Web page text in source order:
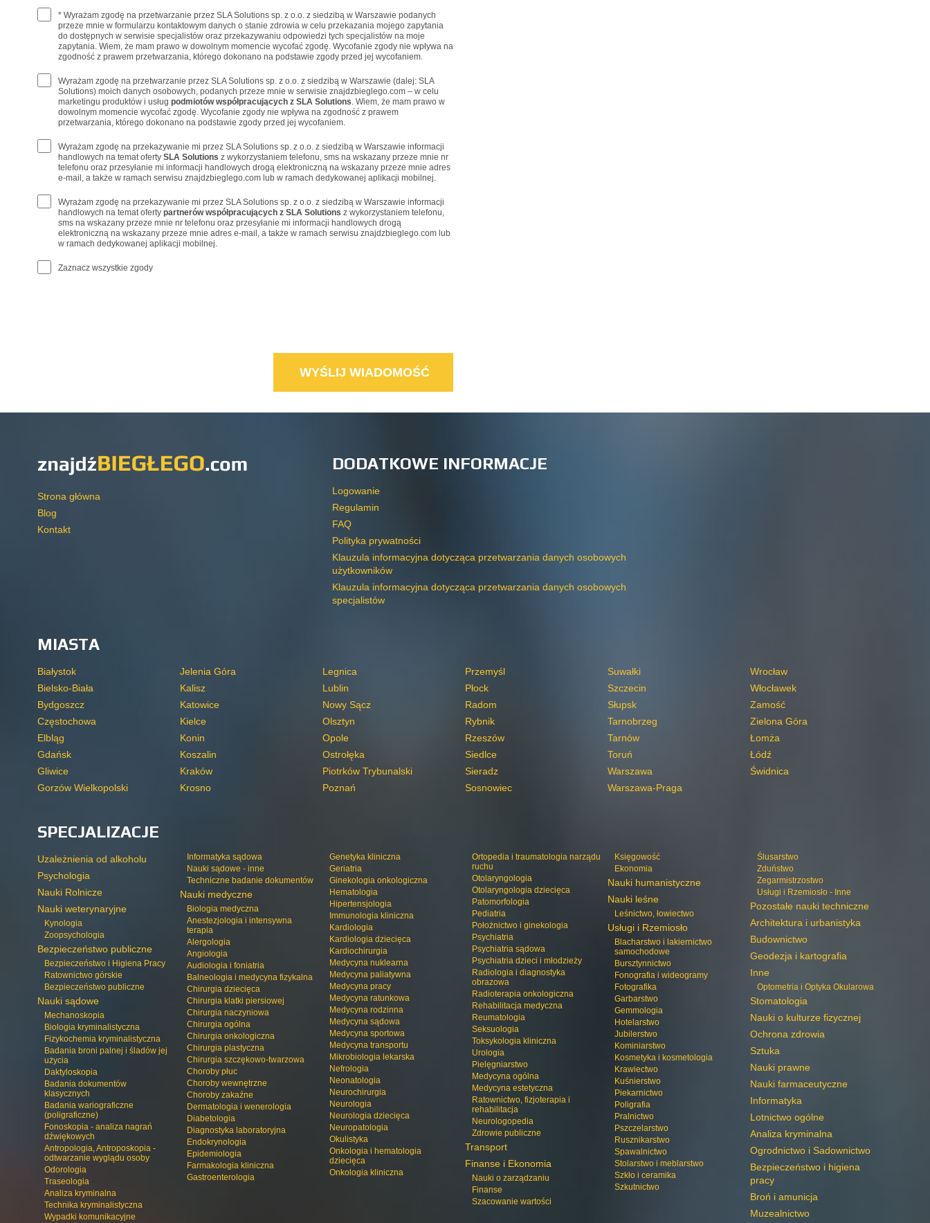
* Wyrażam zgodę na przetwarzanie przez SLA Solutions sp. z o.o. z siedzibą w Warszawie podanych
przeze mnie w formularzu kontaktowym danych o stanie zdrowia w celu przekazania mojego zapytania
do dostępnych w serwisie specjalistów oraz przekazywaniu odpowiedzi tych specjalistów na moje
zapytania. Wiem, że mam prawo w dowolnym momencie wycofać zgodę. Wycofanie zgody nie wpływa na
zgodność z prawem przetwarzania, którego dokonano na podstawie zgody przed jej wycofaniem.
Wyrażam zgodę na przetwarzanie przez SLA Solutions sp. z o.o. z siedzibą w Warszawie (dalej: SLA
Solutions) moich danych osobowych, podanych przeze mnie w serwisie znajdzbieglego.com – w celu
marketingu produktów i usług podmiotów współpracujących z SLA Solutions. Wiem, że mam prawo w
dowolnym momencie wycofać zgodę. Wycofanie zgody nie wpływa na zgodność z prawem
przetwarzania, którego dokonano na podstawie zgody przed jej wycofaniem.
Wyrażam zgodę na przekazywanie mi przez SLA Solutions sp. z o.o. z siedzibą w Warszawie informacji
handlowych na temat oferty SLA Solutions z wykorzystaniem telefonu, sms na wskazany przeze mnie nr
telefonu oraz przesyłanie mi informacji handlowych drogą elektroniczną na wskazany przeze mnie adres
e-mail, a także w ramach serwisu znajdzbieglego.com lub w ramach dedykowanej aplikacji mobilnej.
Wyrażam zgodę na przekazywanie mi przez SLA Solutions sp. z o.o. z siedzibą w Warszawie informacji
handlowych na temat oferty partnerów współpracujących z SLA Solutions z wykorzystaniem telefonu,
sms na wskazany przeze mnie nr telefonu oraz przesyłanie mi informacji handlowych drogą
elektroniczną na wskazany przeze mnie adres e-mail, a także w ramach serwisu znajdzbieglego.com lub
w ramach dedykowanej aplikacji mobilnej.
Zaznacz wszystkie zgody
Strona główna
Blog
Kontakt
DODATKOWE INFORMACJE
Logowanie
Regulamin
FAQ
Polityka prywatności
Klauzula informacyjna dotycząca przetwarzania danych osobowych
użytkowników
Klauzula informacyjna dotycząca przetwarzania danych osobowych
specjalistów
MIASTA
Białystok
Bielsko-Biała
Bydgoszcz
Częstochowa
Elbląg
Gdańsk
Gliwice
Gorzów Wielkopolski
Jelenia Góra
Kalisz
Katowice
Kielce
Konin
Koszalin
Kraków
Krosno
Legnica
Lublin
Nowy Sącz
Olsztyn
Opole
Ostrołęka
Piotrków Trybunalski
Poznań
Przemyśl
Płock
Radom
Rybnik
Rzeszów
Siedlce
Sieradz
Sosnowiec
Suwałki
Szczecin
Słupsk
Tarnobrzeg
Tarnów
Toruń
Warszawa
Warszawa-Praga
Wrocław
Włocławek
Zamość
Zielona Góra
Łomża
Łódź
Świdnica
SPECJALIZACJE
Uzależnienia od alkoholu
Psychologia
Nauki Rolnicze
Nauki weterynaryjne
Kynologia
Zoopsychologia
Bezpieczeństwo publiczne
Bezpieczeństwo i Higiena Pracy
Ratownictwo górskie
Bezpieczeństwo publiczne
Nauki sądowe
Mechanoskopia
Biologia kryminalistyczna
Fizykochemia kryminalistyczna
Badania broni palnej i śladów jej
użycia
Daktyloskopia
Badania dokumentów
klasycznych
Badania wariograficzne
(poligraficzne)
Fonoskopia - analiza nagrań
dźwiękowych
Antropologia, Antroposkopia -
odtwarzanie wyglądu osoby
Odorologia
Traseologia
Analiza kryminalna
Technika kryminalistyczna
Wypadki komunikacyjne
Informatyka sądowa
Nauki sądowe - inne
Techniczne badanie dokumentów
Nauki medyczne
Biologia medyczna
Anestezjologia i intensywna
terapia
Alergologia
Angiologia
Audiologia i foniatria
Balneologia i medycyna fizykalna
Chirurgia dziecięca
Chirurgia klatki piersiowej
Chirurgia naczyniowa
Chirurgia ogólna
Chirurgia onkologiczna
Chirurgia plastyczna
Chirurgia szczękowo-twarzowa
Choroby płuc
Choroby wewnętrzne
Choroby zakaźne
Dermatologia i wenerologia
Diabetologia
Diagnostyka laboratoryjna
Endokrynologia
Epidemiologia
Farmakologia kliniczna
Gastroenterologia
Genetyka kliniczna
Geriatria
Ginekologia onkologiczna
Hematologia
Hipertensjologia
Immunologia kliniczna
Kardiologia
Kardiologia dziecięca
Kardiochirurgia
Medycyna nuklearna
Medycyna paliatywna
Medycyna pracy
Medycyna ratunkowa
Medycyna rodzinna
Medycyna sądowa
Medycyna sportowa
Medycyna transportu
Mikrobiologia lekarska
Nefrologia
Neonatologia
Neurochirurgia
Neurologia
Neurologia dziecięca
Neuropatologia
Okulistyka
Onkologia i hematologia
dziecięca
Onkologia kliniczna
Ortopedia i traumatologia narządu
ruchu
Otolaryngologia
Otolaryngologia dziecięca
Patomorfologia
Pediatria
Położnictwo i ginekologia
Psychiatria
Psychiatria sądowa
Psychiatria dzieci i młodzieży
Radiologia i diagnostyka
obrazowa
Radioterapia onkologiczna
Rehabilitacja medyczna
Reumatologia
Seksuologia
Toksykologia kliniczna
Urologia
Pielęgniarstwo
Medycyna ogólna
Medycyna estetyczna
Ratownictwo, fizjoterapia i
rehabilitacja
Neurologopedia
Zdrowie publiczne
Transport
Finanse i Ekonomia
Nauki o zarządzaniu
Finanse
Szacowanie wartości
Księgowość
Ekonomia
Nauki humanistyczne
Nauki leśne
Leśnictwo, łowiectwo
Usługi i Rzemiosło
Blacharstwo i lakiernictwo
samochodowe
Bursztynnictwo
Fonografia i wideogramy
Fotografika
Garbarstwo
Gemmologia
Hotelarstwo
Jubilerstwo
Kominiarstwo
Kosmetyka i kosmetologia
Krawiectwo
Kuśnierstwo
Piekarnictwo
Poligrafia
Pralnictwo
Pszczelarstwo
Rusznikarstwo
Spawalnictwo
Stolarstwo i meblarstwo
Szkło i ceramika
Szkutnictwo
Ślusarstwo
Zduństwo
Zegarmistrzostwo
Usługi i Rzemiosło - Inne
Pozostałe nauki techniczne
Architektura i urbanistyka
Budownictwo
Geodezja i kartografia
Inne
Optometria i Optyka Okularowa
Stomatologia
Nauki o kulturze fizycznej
Ochrona zdrowia
Sztuka
Nauki prawne
Nauki farmaceutyczne
Informatyka
Lotnictwo ogólne
Analiza kryminalna
Ogrodnictwo i Sadownictwo
Bezpieczeństwo i higiena
pracy
Broń i amunicja
Muzealnictwo